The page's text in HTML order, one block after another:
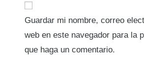
Guardar mi nombre, correo
web en este navegador para la
que haga un comentario.